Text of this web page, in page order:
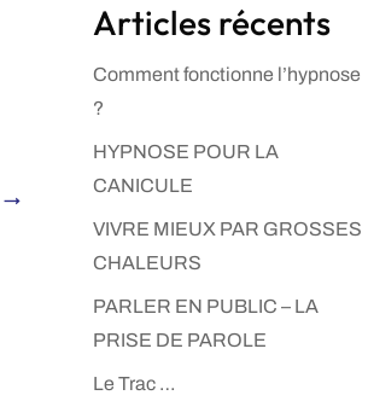
→
Articles récents
Comment fonctionne l’hypnose
?
HYPNOSE POUR LA
CANICULE
VIVRE MIEUX PAR GROSSES
CHALEURS
PARLER EN PUBLIC – LA
PRISE DE PAROLE
Le Trac …